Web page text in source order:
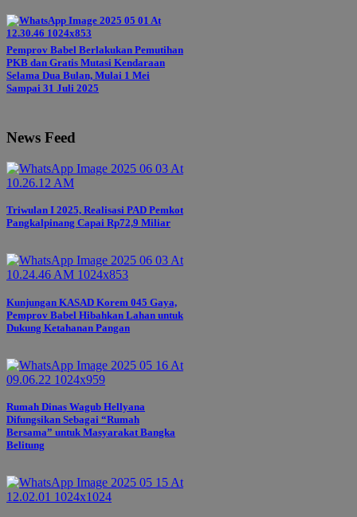
Pemprov Babel Berlakukan Pemutihan
PKB dan Gratis Mutasi Kendaraan
Selama Dua Bulan, Mulai 1 Mei
Sampai 31 Juli 2025
News Feed
Triwulan I 2025, Realisasi PAD Pemkot
Pangkalpinang Capai Rp72,9 Miliar
Kunjungan KASAD Korem 045 Gaya,
Pemprov Babel Hibahkan Lahan untuk
Dukung Ketahanan Pangan
Rumah Dinas Wagub Hellyana
Difungsikan Sebagai “Rumah
Bersama” untuk Masyarakat Bangka
Belitung